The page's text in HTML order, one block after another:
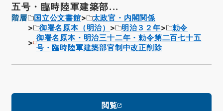
五号・臨時陸軍建築部...
階層 国立公文書館
太政官・内閣関係
御署名原本（明治）
明治３２年
勅令
御署名原本・明治三十二年・勅令第二百七十五
号・臨時陸軍建築部官制中改正削除
閲覧